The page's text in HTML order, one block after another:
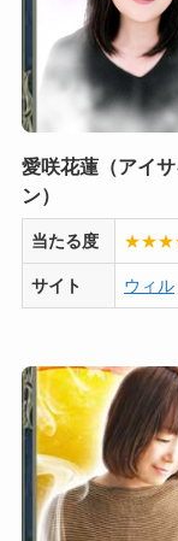
愛咲花蓮（アイ
ン）
当たる度 ★★★
サイト ウィル